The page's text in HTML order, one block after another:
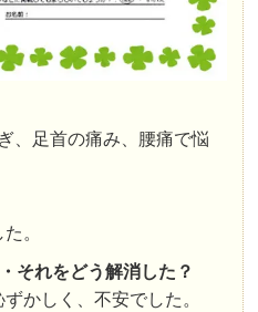
、足首の痛み、腰痛で悩
。
それをどう解消した？
かしく、不安でした。